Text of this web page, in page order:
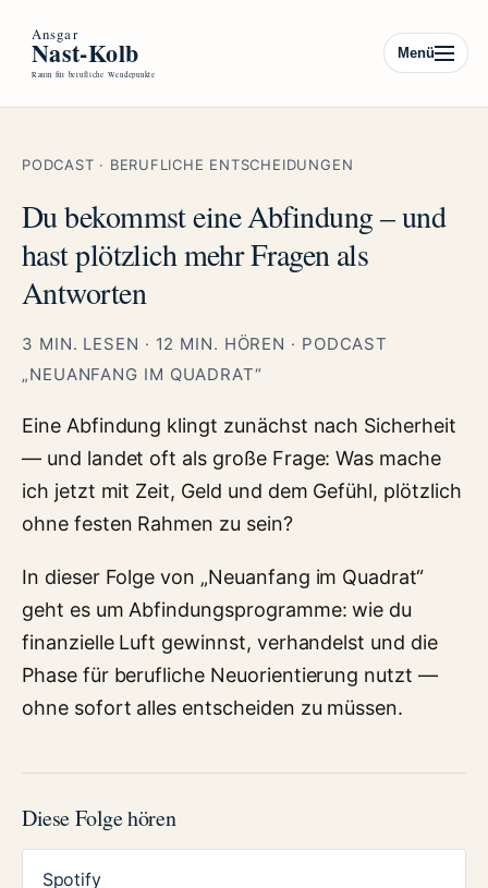
Menü
PODCAST · BERUFLICHE ENTSCHEIDUNGEN
Du bekommst eine Abfindung – und
hast plötzlich mehr Fragen als
Antworten
3 MIN. LESEN · 12 MIN. HÖREN · PODCAST
„NEUANFANG IM QUADRAT“
Eine Abfindung klingt zunächst nach Sicherheit
— und landet oft als große Frage: Was mache
ich jetzt mit Zeit, Geld und dem Gefühl, plötzlich
ohne festen Rahmen zu sein?
In dieser Folge von „Neuanfang im Quadrat“
geht es um Abfindungsprogramme: wie du
finanzielle Luft gewinnst, verhandelst und die
Phase für berufliche Neuorientierung nutzt —
ohne sofort alles entscheiden zu müssen.
Diese Folge hören
Spotify